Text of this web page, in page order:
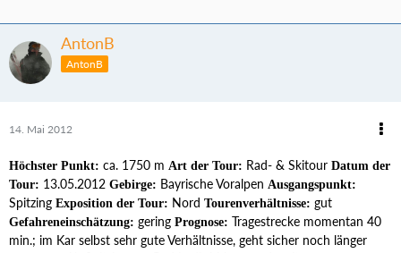
AntonB
AntonB
14. Mai 2012
Höchster Punkt: ca. 1750 m Art der Tour: Rad- & Skitour Datum der
Tour: 13.05.2012 Gebirge: Bayrische Voralpen Ausgangspunkt:
Spitzing Exposition der Tour: Nord Tourenverhältnisse: gut
Gefahreneinschätzung: gering Prognose: Tragestrecke momentan 40
min.; im Kar selbst sehr gute Verhältnisse, geht sicher noch länger